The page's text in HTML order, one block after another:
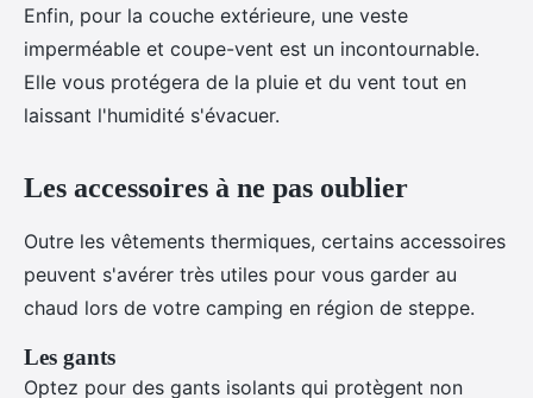
Enfin, pour la couche extérieure, une veste
imperméable et coupe-vent est un incontournable.
Elle vous protégera de la pluie et du vent tout en
laissant l'humidité s'évacuer.
Les accessoires à ne pas oublier
Outre les vêtements thermiques, certains accessoires
peuvent s'avérer très utiles pour vous garder au
chaud lors de votre camping en région de steppe.
Les gants
Optez pour des gants isolants qui protègent non